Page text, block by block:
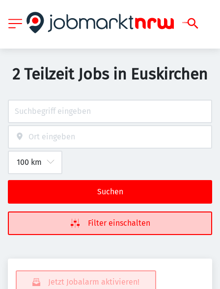
2 Teilzeit Jobs in Euskirchen
Suchen
Filter einschalten
Jetzt Jobalarm aktivieren!